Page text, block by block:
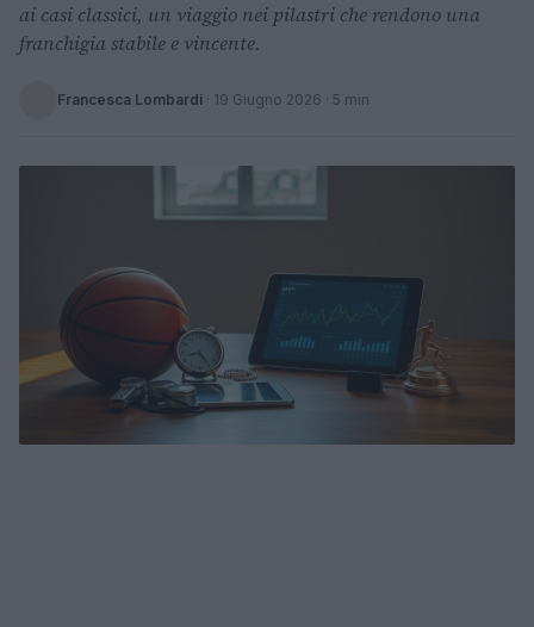
ai casi classici, un viaggio nei pilastri che rendono una
franchigia stabile e vincente.
Francesca Lombardi · 19 Giugno 2026 · 5 min